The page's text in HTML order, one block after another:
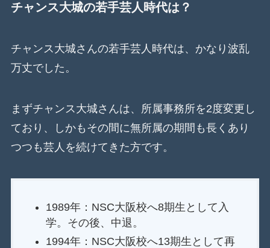
チャンス大城の若手芸人時代は？
チャンス大城さんの若手芸人時代は、かなり波乱
万丈でした。
まずチャンス大城さんは、所属事務所を2度変更し
ており、しかもその間に無所属の期間も長くあり
つつも芸人を続けてきた方です。
1989年：NSC大阪校へ8期生として入
学。その後、中退。
1994年：NSC大阪校へ13期生として再